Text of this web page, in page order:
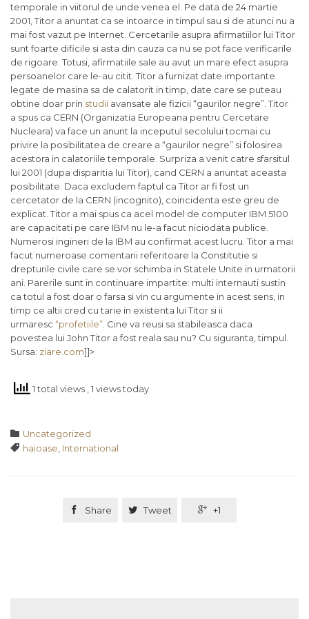
temporale in viitorul de unde venea el. Pe data de 24 martie
2001, Titor a anuntat ca se intoarce in timpul sau si de atunci nu a
mai fost vazut pe Internet. Cercetarile asupra afirmatiilor lui Titor
sunt foarte dificile si asta din cauza ca nu se pot face verificarile
de rigoare. Totusi, afirmatiile sale au avut un mare efect asupra
persoanelor care le-au citit. Titor a furnizat date importante
legate de masina sa de calatorit in timp, date care se puteau
obtine doar prin studii avansate ale fizicii “gaurilor negre”. Titor
a spus ca CERN (Organizatia Europeana pentru Cercetare
Nucleara) va face un anunt la inceputul secolului tocmai cu
privire la posibilitatea de creare a “gaurilor negre” si folosirea
acestora in calatoriile temporale. Surpriza a venit catre sfarsitul
lui 2001 (dupa disparitia lui Titor), cand CERN a anuntat aceasta
posibilitate. Daca excludem faptul ca Titor ar fi fost un
cercetator de la CERN (incognito), coincidenta este greu de
explicat. Titor a mai spus ca acel model de computer IBM 5100
are capacitati pe care IBM nu le-a facut niciodata publice.
Numerosi ingineri de la IBM au confirmat acest lucru. Titor a mai
facut numeroase comentarii referitoare la Constitutie si
drepturile civile care se vor schimba in Statele Unite in urmatorii
ani. Parerile sunt in continuare impartite: multi internauti sustin
ca totul a fost doar o farsa si vin cu argumente in acest sens, in
timp ce altii cred cu tarie in existenta lui Titor si ii
urmaresc “profetiile” . Cine va reusi sa stabileasca daca
povestea lui John Titor a fost reala sau nu? Cu siguranta, timpul.
Sursa: ziare.com]]>
1 total views , 1 views today
 Category
Uncategorized
 Tags
haioase International
 Share  Tweet  +1